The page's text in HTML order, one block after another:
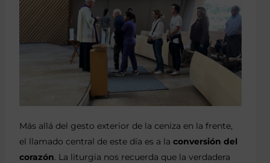
Más allá del gesto exterior de la ceniza en la frente,
el llamado central de este día es a la conversión del
corazón. La liturgia nos recuerda que la verdadera